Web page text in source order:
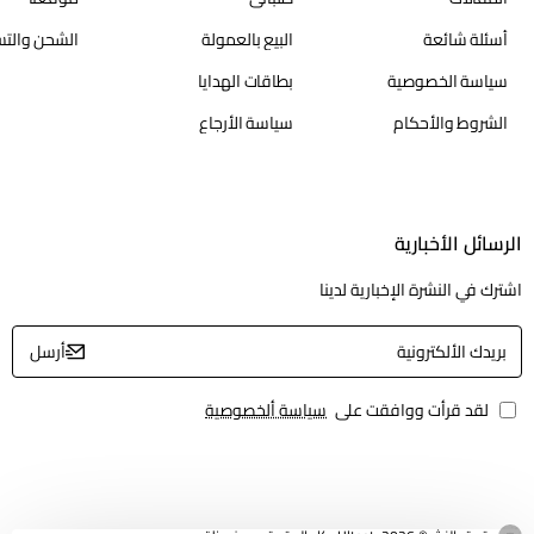
لا تظهر هذا النافذة مرة أخرى
أسئلة شائعة
سياسة الخصوصية
الشروط والأحكام
البيع بالعمولة
بطاقات الهدايا
سياسة الأرجاع
الشحن
الرسائل الأخبارية
اشترك في النشرة الإخبارية لدينا
بريدك
الألكترونية
أرسل
لقد قرأت ووافقت على سياسة ألخصوصية